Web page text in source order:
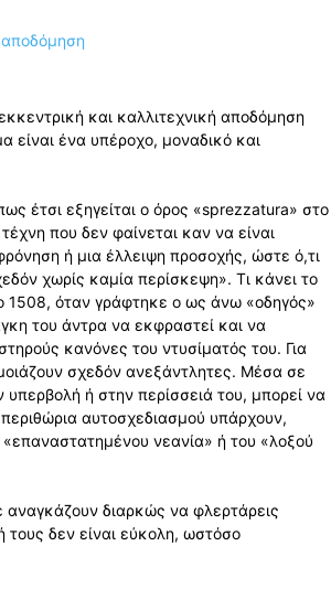
και καλλιτεχνική αποδόμηση
είναι ένα υπέροχο, μοναδικό και
έτσι εξηγείται ο όρος «sprezzatura» στο
που δεν φαίνεται καν να είναι
ή μια έλλειψη προσοχής, ώστε ό,τι
χωρίς καμία περίσκεψη». Τι κάνει το
1508, όταν γράφτηκε ο ως άνω «οδηγός»
του άντρα να εκφραστεί και να
κανόνες του ντυσίματός του. Για
μοιάζουν σχεδόν ανεξάντλητες. Μέσα σε
ή στην περίσσειά του, μπορεί να
αυτοσχεδιασμού υπάρχουν,
νεανία» ή του «λοξού
αναγκάζουν διαρκώς να φλερτάρεις
δεν είναι εύκολη, ωστόσο